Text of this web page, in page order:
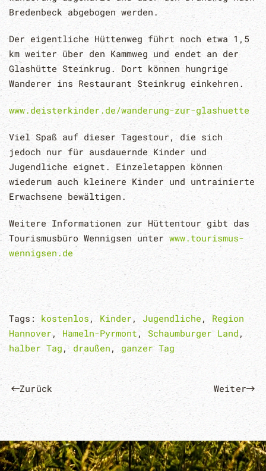
Bredenbeck abgebogen werden.
Der eigentliche Hüttenweg führt noch etwa 1,5
km weiter über den Kammweg und endet an der
Glashütte Steinkrug. Dort können hungrige
Wanderer ins Restaurant Steinkrug einkehren.
www.deisterkinder.de/wanderung-zur-glashuette
Viel Spaß auf dieser Tagestour, die sich
jedoch nur für ausdauernde Kinder und
Jugendliche eignet. Einzeletappen können
wiederum auch kleinere Kinder und untrainierte
Erwachsene bewältigen.
Weitere Informationen zur Hüttentour gibt das
Tourismusbüro Wennigsen unter www.tourismus-
wennigsen.de
Tags: kostenlos , Kinder , Jugendliche , Region
Hannover, Hameln-Pyrmont , Schaumburger Land ,
halber Tag , draußen , ganzer Tag
Zurück Weiter